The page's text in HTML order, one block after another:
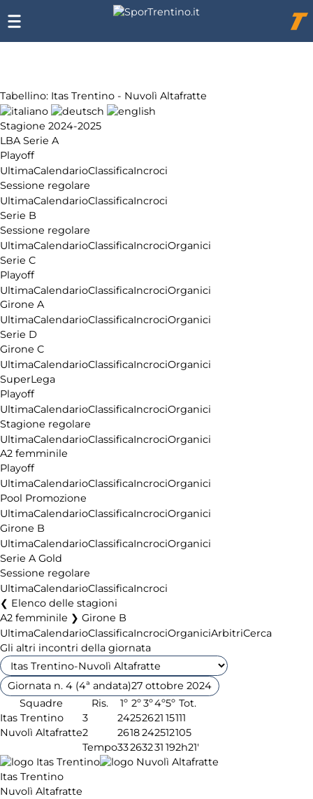
Tabellino: Itas Trentino - Nuvolì Altafratte
Stagione 2024-2025
LBA Serie A
Playoff
UltimaCalendarioClassificaIncroci
Sessione regolare
UltimaCalendarioClassificaIncroci
Serie B
Sessione regolare
UltimaCalendarioClassificaIncrociOrganici
Serie C
Playoff
UltimaCalendarioClassificaIncrociOrganici
Girone A
UltimaCalendarioClassificaIncrociOrganici
Serie D
Girone C
UltimaCalendarioClassificaIncrociOrganici
SuperLega
Playoff
UltimaCalendarioClassificaIncrociOrganici
Stagione regolare
UltimaCalendarioClassificaIncrociOrganici
A2 femminile
Playoff
UltimaCalendarioClassificaIncrociOrganici
Pool Promozione
UltimaCalendarioClassificaIncrociOrganici
Girone B
UltimaCalendarioClassificaIncrociOrganici
Serie A Gold
Sessione regolare
UltimaCalendarioClassificaIncroci
Elenco delle stagioni
A2 femminile ❯ Girone B
UltimaCalendarioClassificaIncrociOrganiciArbitriCerca
Gli altri incontri della giornata
Giornata n. 4 (4ª andata)27 ottobre 2024
Squadre
Ris. 1º 2º3º4º5º Tot.
Itas Trentino
3 24252621 15111
Nuvolì Altafratte2 2618242512105
Tempo33263231 192h21'
Itas Trentino
Nuvolì Altafratte
Chi
siamo
Affiliazione